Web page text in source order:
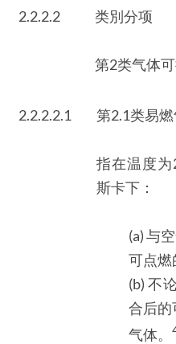
2.2.2.2 类別分项
第2类气体
2.2.2.2.1 第2.1类易
指在温度为
斯卡下：
(a) 与
可点燃
(b) 不
合后
气体。